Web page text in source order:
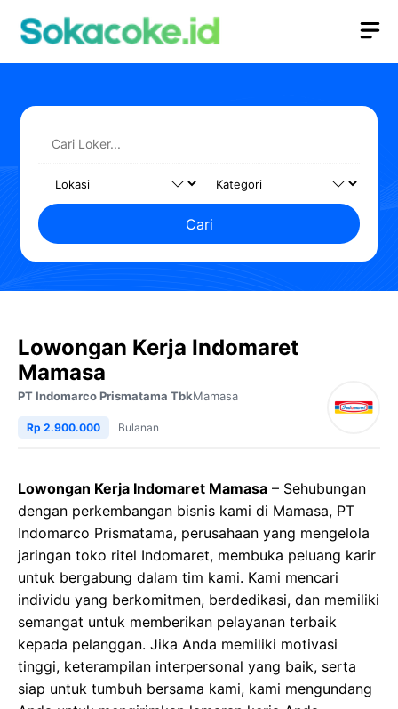
Cari
Lowongan Kerja Indomaret
Mamasa
PT Indomarco Prismatama TbkMamasa
Rp 2.900.000 Bulanan
Lowongan Kerja Indomaret Mamasa – Sehubungan
dengan perkembangan bisnis kami di Mamasa, PT
Indomarco Prismatama, perusahaan yang mengelola
jaringan toko ritel Indomaret, membuka peluang karir
untuk bergabung dalam tim kami. Kami mencari
individu yang berkomitmen, berdedikasi, dan memiliki
semangat untuk memberikan pelayanan terbaik
kepada pelanggan. Jika Anda memiliki motivasi
tinggi, keterampilan interpersonal yang baik, serta
siap untuk tumbuh bersama kami, kami mengundang